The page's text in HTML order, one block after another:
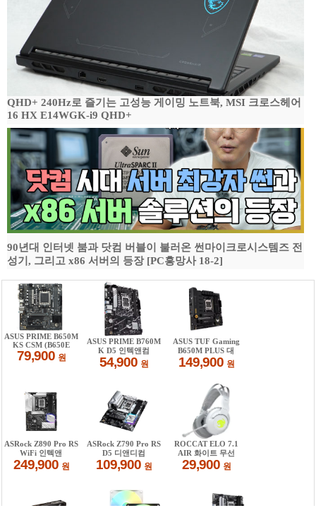
QHD+ 240Hz로 즐기는 고성능 게이밍 노트북, MSI 크로스헤어
16 HX E14WGK-i9 QHD+
90년대 인터넷 붐과 닷컴 버블이 불러온 썬마이크로시스템즈 전
성기, 그리고 x86 서버의 등장 [PC흥망사 18-2]